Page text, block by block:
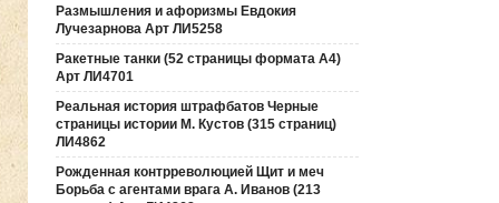
Размышления и афоризмы Евдокия
Лучезарнова Арт ЛИ5258
Ракетные танки (52 страницы формата А4)
Арт ЛИ4701
Реальная история штрафбатов Черные
страницы истории М. Кустов (315 страниц)
ЛИ4862
Рожденная контрреволюцией Щит и меч
Борьба с агентами врага А. Иванов (213